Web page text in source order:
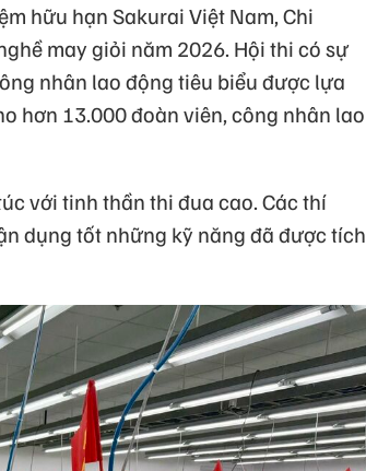
hữu hạn Sakurai Việt Nam, Chi
may giỏi năm 2026. Hội thi có sự
nhân lao động tiêu biểu được lựa
hơn 13.000 đoàn viên, công nhân lao
với tinh thần thi đua cao. Các thí
dụng tốt những kỹ năng đã được tích